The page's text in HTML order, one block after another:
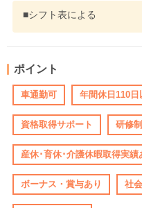
■シフト表による
ポイント
車通勤可 年間休日110日
資格取得サポート 研修
産休･育休･介護休暇取得実績
ボーナス・賞与あり 社